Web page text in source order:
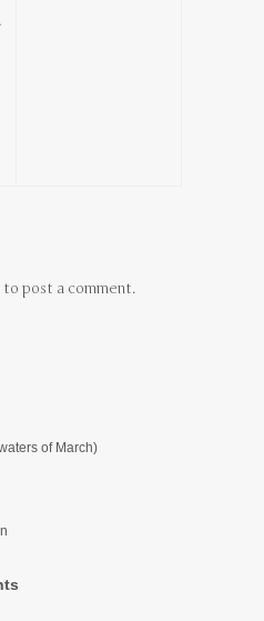
to post a comment.
of March)